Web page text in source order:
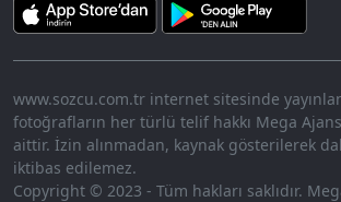
www.sozcu.com.tr internet sitesinde
fotoğrafların her türlü telif hakkı Mega Ajans
aittir. İzin alınmadan, kaynak gösterilerek
iktibas edilemez.
Copyright © 2023 - Tüm hakları saklıdır.